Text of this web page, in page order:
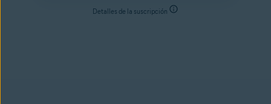
Detalles de la suscripción